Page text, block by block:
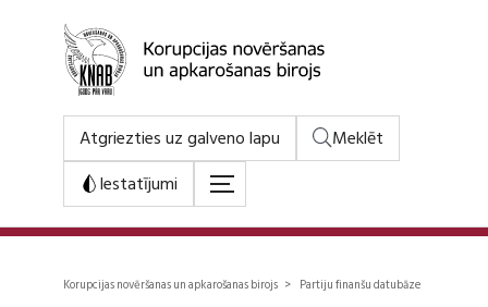
Atgriezties uz galveno lapu
Meklēt
Iestatījumi
Korupcijas novēršanas un apkarošanas birojs > Partiju finanšu datubāze